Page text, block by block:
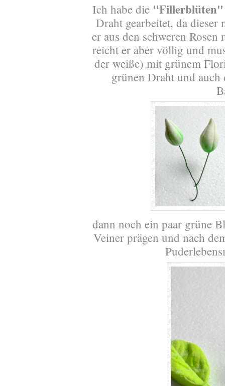
Ich habe die "Fillerblüten"
Draht gearbeitet, da
er aus den schweren
reicht er aber völlig und
der weiße) mit grünem
grünen Draht und
dann noch ein paar grüne
Veiner prägen und nach